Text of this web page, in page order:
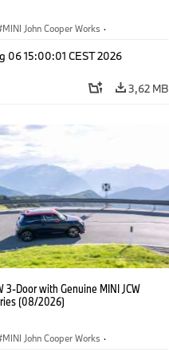
MINI John Cooper Works ·
εξοπλισμός, αξεσουάρ
06 15:00:01 CEST 2026
3,62 MB
3-Door with Genuine MINI JCW
(08/2026)
MINI John Cooper Works ·